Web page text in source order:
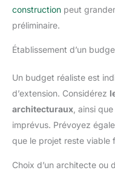
construction peut
préliminaire.
Établissement d’un
Un budget réaliste est
d’extension. Considérez
architecturaux , ainsi
imprévus. Prévoyez
que le projet reste viable
Choix d’un architecte ou